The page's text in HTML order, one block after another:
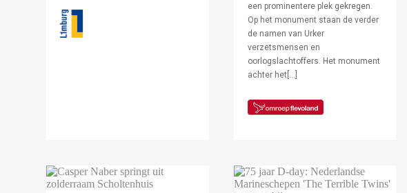
een prominentere plek gekregen.
Op het monument staan de verder
de namen van Urker
verzetsmensen en
oorlogslachtoffers. Het monument
achter het[…]